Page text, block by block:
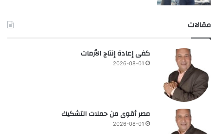
مقالات
كفى إعادة إنتاج الأزمات
2026-08-01
مصر أقوى من حملات التشكيك
2026-08-01